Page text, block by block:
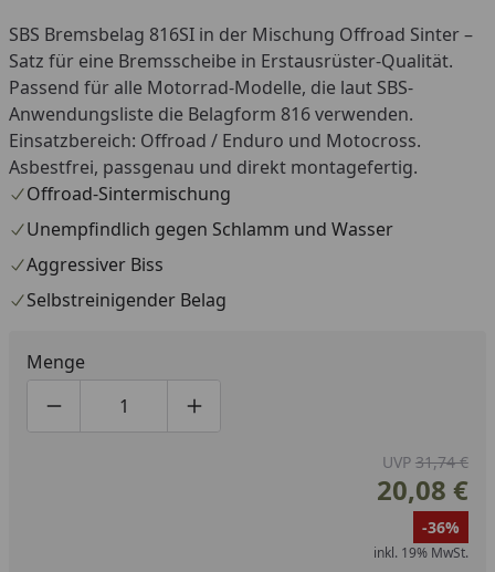
SBS Bremsbelag 816SI in der Mischung Offroad Sinter –
Satz für eine Bremsscheibe in Erstausrüster-Qualität.
Passend für alle Motorrad-Modelle, die laut SBS-
Anwendungsliste die Belagform 816 verwenden.
Einsatzbereich: Offroad / Enduro und Motocross.
Asbestfrei, passgenau und direkt montagefertig.
Offroad-Sintermischung
Unempfindlich gegen Schlamm und Wasser
Aggressiver Biss
Selbstreinigender Belag
Menge
Produktmenge um eins verringern
Produktmenge manuell eingeben
Produktmenge um eins erhöhen
UVP 31,74 €
20,08 €
-36%
inkl. 19% MwSt.